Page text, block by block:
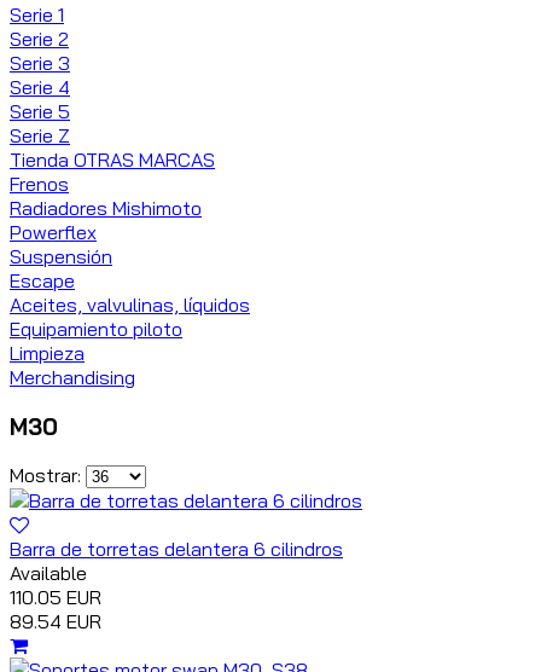
Serie 1
Serie 2
Serie 3
Serie 4
Serie 5
Serie Z
Tienda OTRAS MARCAS
Frenos
Radiadores Mishimoto
Powerflex
Suspensión
Escape
Aceites, valvulinas, líquidos
Equipamiento piloto
Limpieza
Merchandising
M30
Mostrar:
Barra de torretas delantera 6 cilindros
Available
110.05 EUR
89.54 EUR